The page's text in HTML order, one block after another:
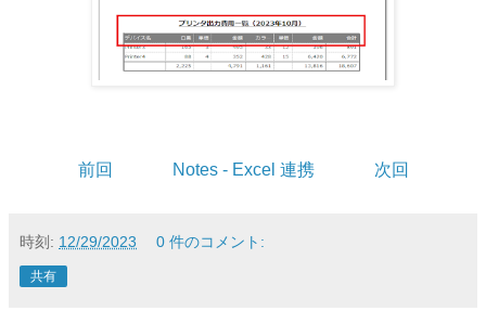
前回 Notes - Excel 連携 次回
時刻: 12/29/2023 0 件のコメント:
共有